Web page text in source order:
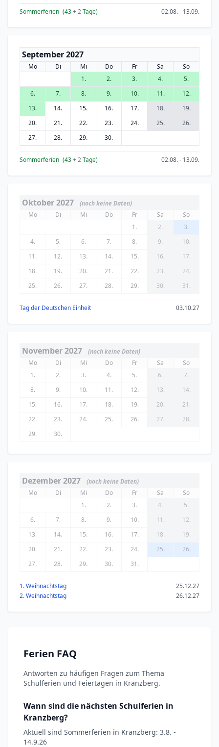
Sommerferien (43+ 2Tage) 02.08. - 13.09.
September 2027
Mo Di Mi Do Fr Sa
So
1.
2. 3. 4.
5.
6.
7. 8. 9. 10. 11.
12.
13.
14. 15. 16. 17. 18.
19.
20.
21. 22. 23. 24. 25.
26.
27.
28. 29. 30.
Sommerferien (43+ 2Tage) 02.08. - 13.09.
Oktober 2027
(noch keine Daten)
Mo
Di Mi Do Fr Sa
So
1.
2.
3.
4.
5. 6. 7. 8. 9.
10.
11.
12. 13. 14. 15. 16.
17.
18.
19. 20. 21. 22. 23.
24.
25.
26. 27. 28. 29. 30. 31.
Tag der Deutschen Einheit 03.10.27
November 2027
(noch keine Daten)
Mo
Di Mi Do Fr Sa
So
1.
2. 3. 4. 5. 6.
7.
8.
9. 10. 11. 12. 13.
14.
15.
16. 17. 18. 19. 20.
21.
22.
23. 24. 25. 26. 27.
28.
29.
30.
Dezember 2027
(noch keine Daten)
Mo
Di Mi Do Fr Sa
So
1.
2. 3. 4.
5.
6.
7. 8. 9. 10. 11.
12.
13.
14. 15. 16. 17. 18.
19.
20.
21. 22. 23. 24. 25.
26.
27.
28. 29. 30. 31.
1. Weihnachtstag
25.12.27
2. Weihnachtstag
26.12.27
Ferien FAQ
Antworten zu häufigen Fragen zum Thema
Schulferien und Feiertagen in Kranzberg.
Wann sind die nächsten Schulferien in
Kranzberg?
Aktuell sind Sommerferien in Kranzberg: 3.8. -
14.9.26